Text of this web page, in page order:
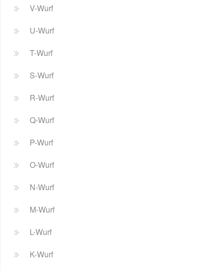
V-Wurf
U-Wurf
T-Wurf
S-Wurf
R-Wurf
Q-Wurf
P-Wurf
O-Wurf
N-Wurf
M-Wurf
L-Wurf
K-Wurf